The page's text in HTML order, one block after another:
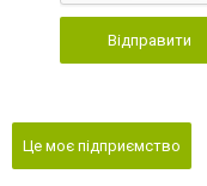
Відправити
Це моє підприємство